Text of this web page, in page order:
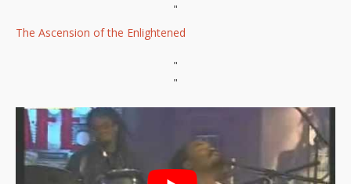
"
The Ascension of the Enlightened
"
"